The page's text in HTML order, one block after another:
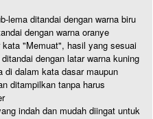
lema ditandai dengan warna biru
dengan warna oranye
"Memuat", hasil yang sesuai
dengan latar warna kuning
di dalam kata dasar maupun
ditampilkan tanpa harus
indah dan mudah diingat untuk